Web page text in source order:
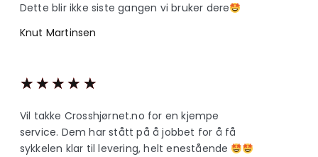
Dette blir ikke siste gangen vi bruker dere
Knut Martinsen
★ ★ ★ ★ ★
Vil takke Crosshjørnet.no for en kjempe
service. Dem har stått på å jobbet for å få
sykkelen klar til levering, helt enestående